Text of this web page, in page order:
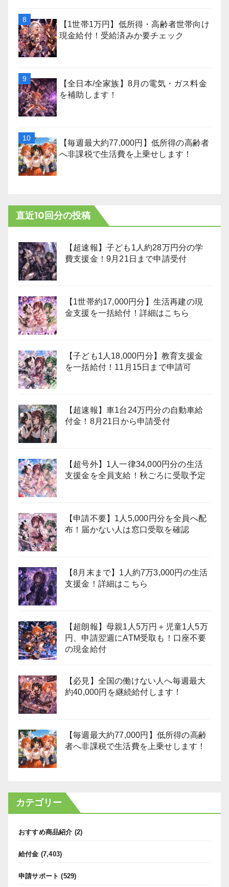
【1世帯1万円】低所得・高齢者世帯向け
現金給付！受給済みか要チェック
【全日本/全家族】8月の電気・ガス料金
を補助します！
【毎週最大約77,000円】低所得の高齢者
へ非課税で生活費を上乗せします！
直近10回分の投稿
【超速報】子ども1人約28万円分の学
費支援金！9月21日まで申請受付
【1世帯約17,000円分】生活再建の現
金支援を一括給付！詳細はこちら
【子ども1人18,000円分】教育支援金
を一括給付！11月15日まで申請可
【超速報】車1台24万円分の自動車給
付金！8月21日から申請受付
【超号外】1人一律34,000円分の生活
支援金を全員支給！秋ごろに受取予定
【申請不要】1人5,000円分を全員へ配
布！届かない人は窓口受取を確認
【8月末まで】1人約7万3,000円の生活
支援金！詳細はこちら
【超朗報】母親1人5万円＋児童1人5万
円、申請翌週にATM受取も！口座不要
の現金給付
【必見】全国の働けない人へ毎週最大
約40,000円を継続給付します！
【毎週最大約77,000円】低所得の高齢
者へ非課税で生活費を上乗せします！
カテゴリー
おすすめ商品紹介 (2)
給付金 (7,403)
申請サポート (529)